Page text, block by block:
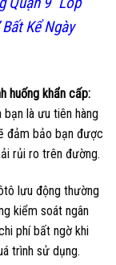
Kể Ngày
huống khẩn cấp:
là ưu tiên hàng
đảm bảo bạn được
rủi ro trên đường.
lưu động thường
kiểm soát ngân
phí bất ngờ khi
trình sử dụng.